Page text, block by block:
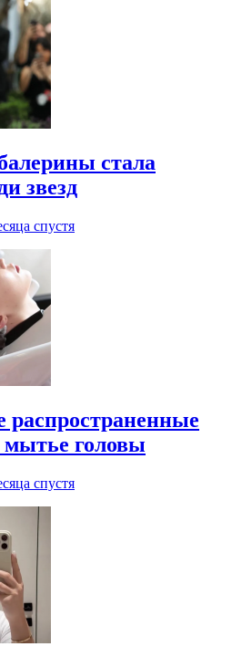
стала
звезд
спустя
распространенные
головы
спустя